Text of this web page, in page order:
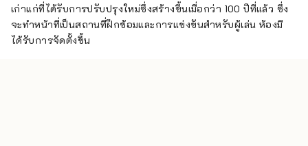
เก่าแก่ที่ได้รับการปรับปรุงใหม่ซึ่งสร้างขึ้นเมื่อกว่า 100 ปีที่แล้ว ซึ่ง
จะทำหน้าที่เป็นสถานที่ฝึกซ้อมและการแข่งขันสำหรับผู้เล่น ห้องมี
ได้รับการจัดตั้งขึ้น